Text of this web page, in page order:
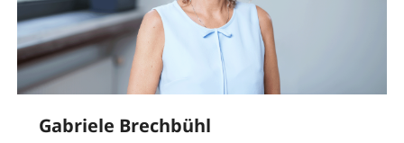
Gabriele Brechbühl